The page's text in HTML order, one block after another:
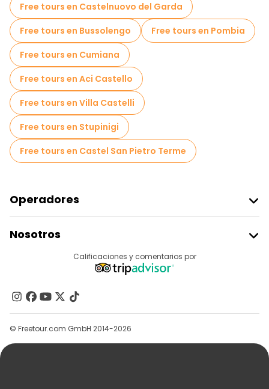
Free tours en Castelnuovo del Garda
Free tours en Bussolengo
Free tours en Pombia
Free tours en Cumiana
Free tours en Aci Castello
Free tours en Villa Castelli
Free tours en Stupinigi
Free tours en Castel San Pietro Terme
Operadores
Acceder Como Proveedor
Programa De Afiliados
Nosotros
Contacto
Grupos
Ayuda
Calificaciones y comentarios por
© Freetour.com GmbH 2014-2026